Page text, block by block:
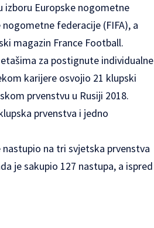
izboru Europske nogometne
federacije (FIFA), a
magazin France Football.
za postignute individualne
karijere osvojio 21 klupski
prvenstvu u Rusiji 2018.
prvenstva i jedno
na tri svjetska prvenstva
je sakupio 127 nastupa, a ispred